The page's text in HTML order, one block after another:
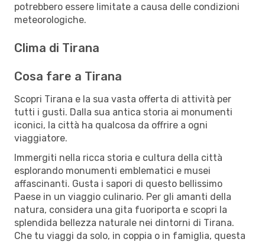
potrebbero essere limitate a causa delle condizioni
meteorologiche.
Clima di Tirana
Cosa fare a Tirana
Scopri Tirana e la sua vasta offerta di attività per
tutti i gusti. Dalla sua antica storia ai monumenti
iconici, la città ha qualcosa da offrire a ogni
viaggiatore.
Immergiti nella ricca storia e cultura della città
esplorando monumenti emblematici e musei
affascinanti. Gusta i sapori di questo bellissimo
Paese in un viaggio culinario. Per gli amanti della
natura, considera una gita fuoriporta e scopri la
splendida bellezza naturale nei dintorni di Tirana.
Che tu viaggi da solo, in coppia o in famiglia, questa